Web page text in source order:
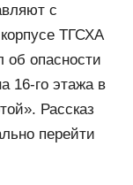
с
ТГСХА
об опасности
газ
16-го этажа в
Рассказ
и
перейти